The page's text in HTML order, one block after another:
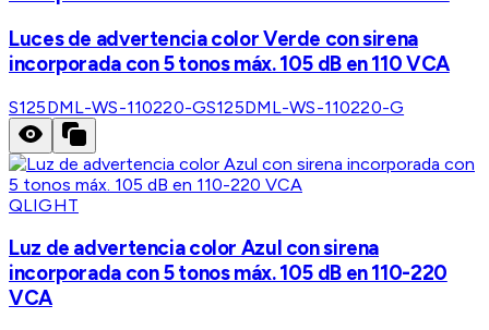
Luces de advertencia color Verde con sirena
incorporada con 5 tonos máx. 105 dB en 110 VCA
S125DML-WS-110220-GS125DML-WS-110220-G
QLIGHT
Luz de advertencia color Azul con sirena
incorporada con 5 tonos máx. 105 dB en 110-220
VCA